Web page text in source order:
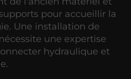
pour accueillir la
Une installation de
une expertise
hydraulique et